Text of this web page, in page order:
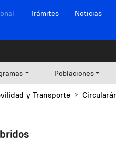
sitios Trámites Noticias
Poblaciones
y Transporte